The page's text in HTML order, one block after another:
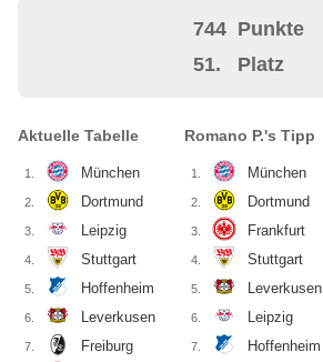
744 Punkte
51.
Platz
Aktuelle Tabelle
1. München
2. Dortmund
3. Leipzig
4. Stuttgart
5. Hoffenheim
6. Leverkusen
7. Freiburg
Romano P.'s Tipp
1. München
2. Dortmund
3. Frankfurt
4. Stuttgart
5. Leverkusen
6. Leipzig
7. Hoffenheim